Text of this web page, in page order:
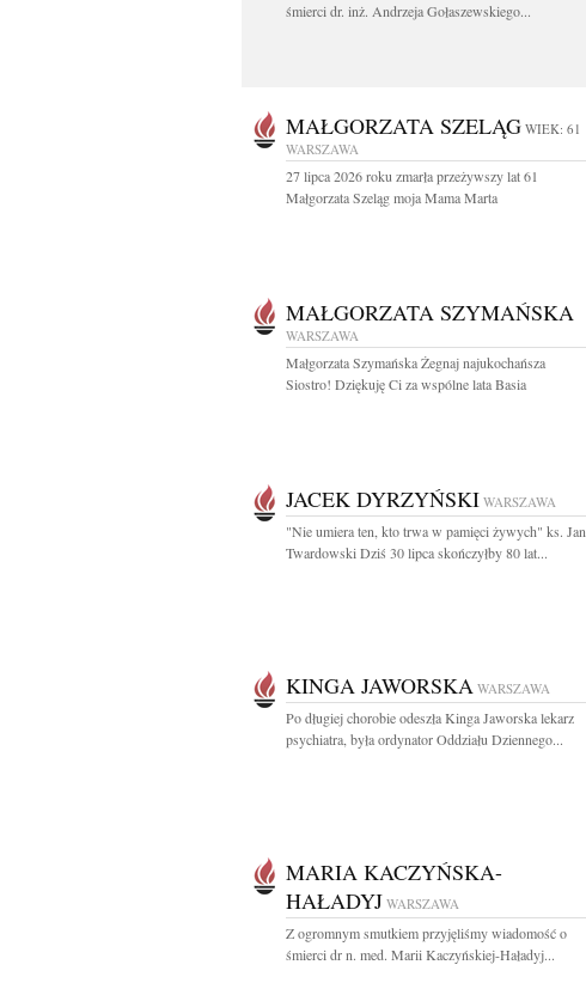
śmierci dr. inż. Andrzeja Gołaszewskiego...
MAŁGORZATA SZELĄG WIEK: 61
WARSZAWA
27 lipca 2026 roku zmarła przeżywszy lat 61
Małgorzata Szeląg moja Mama Marta
MAŁGORZATA SZYMAŃSKA
WARSZAWA
Małgorzata Szymańska Żegnaj najukochańsza
Siostro! Dziękuję Ci za wspólne lata Basia
JACEK DYRZYŃSKI WARSZAWA
"Nie umiera ten, kto trwa w pamięci żywych" ks. Jan
Twardowski Dziś 30 lipca skończyłby 80 lat...
KINGA JAWORSKA WARSZAWA
Po długiej chorobie odeszła Kinga Jaworska lekarz
psychiatra, była ordynator Oddziału Dziennego...
MARIA KACZYŃSKA-
HAŁADYJ WARSZAWA
Z ogromnym smutkiem przyjęliśmy wiadomość o
śmierci dr n. med. Marii Kaczyńskiej-Haładyj...